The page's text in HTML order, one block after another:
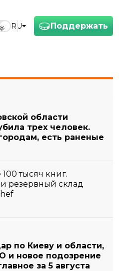
Поддержать
RU
области
трех человек.
есть раненые
тысяч книг.
резервный склад
по Киеву и области,
и новое подозрение
за 5 августа